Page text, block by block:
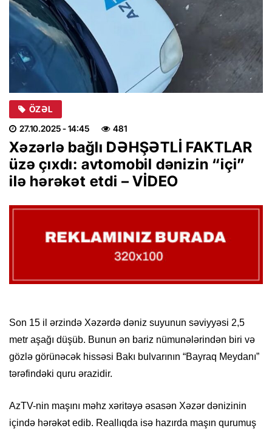
ÖZƏL
27.10.2025- 14:45 481
Xəzərlə bağlı DƏHŞƏTLİ FAKTLAR
üzə çıxdı: avtomobil dənizin “içi”
ilə hərəkət etdi – VİDEO
Son 15 il ərzində Xəzərdə dəniz suyunun səviyyəsi 2,5
metr aşağı düşüb. Bunun ən bariz nümunələrindən biri və
gözlə görünəcək hissəsi Bakı bulvarının “Bayraq Meydanı”
tərəfindəki quru ərazidir.
AzTV-nin maşını məhz xəritəyə əsasən Xəzər dənizinin
içində hərəkət edib. Reallıqda isə hazırda maşın qurumuş